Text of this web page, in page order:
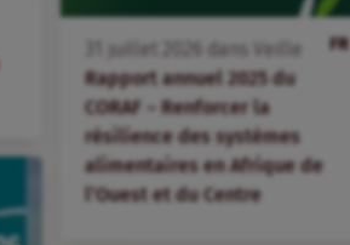
FR
juillet dans
Veille
Rapport annuel 2025 du
CORAF – Renforcer la
résilience des systèmes
alimentaires en Afrique de
l’Ouest et du Centre